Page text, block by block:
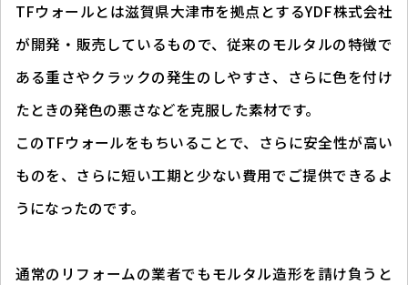
TFウォールとは滋賀県大津市を拠点とするYDF株式会社
が開発・販売しているもので、従来のモルタルの特徴で
ある重さやクラックの発生のしやすさ、さらに色を付け
たときの発色の悪さなどを克服した素材です。
このTFウォールをもちいることで、さらに安全性が高い
ものを、さらに短い工期と少ない費用でご提供できるよ
うになったのです。
通常のリフォームの業者でもモルタル造形を請け負うと